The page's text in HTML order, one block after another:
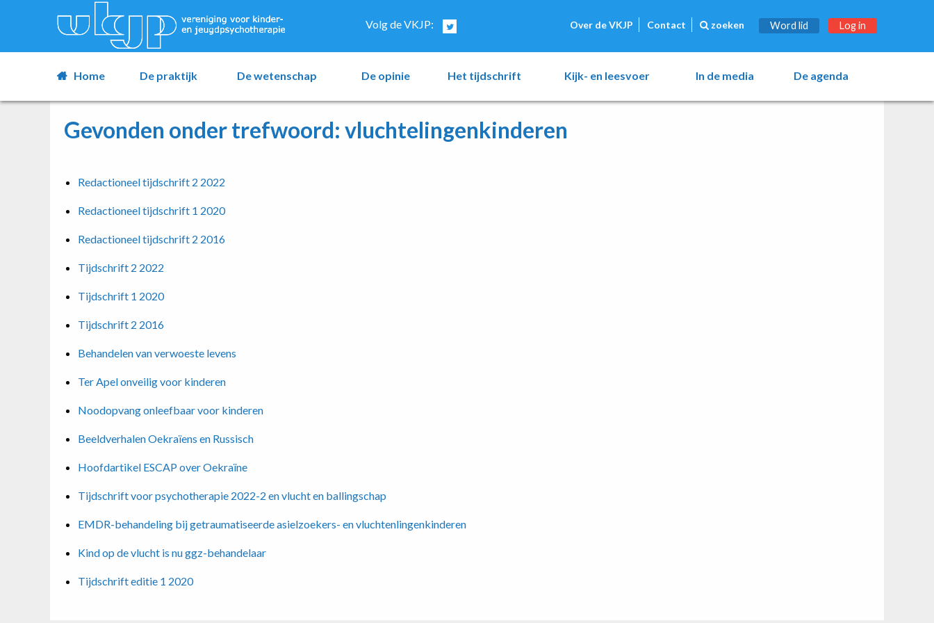
Over de VKJP Contact zoeken Word lid Log in
Volg de VKJP:
Home De praktijk De wetenschap De opinie Het tijdschrift Kijk- en leesvoer In de media De agenda
Gevonden onder trefwoord: vluchtelingenkinderen
Redactioneel tijdschrift 2 2022
Redactioneel tijdschrift 1 2020
Redactioneel tijdschrift 2 2016
Tijdschrift 2 2022
Tijdschrift 1 2020
Tijdschrift 2 2016
Behandelen van verwoeste levens
Ter Apel onveilig voor kinderen
Noodopvang onleefbaar voor kinderen
Beeldverhalen Oekraïens en Russisch
Hoofdartikel ESCAP over Oekraïne
Tijdschrift voor psychotherapie 2022-2 en vlucht en ballingschap
EMDR-behandeling bij getraumatiseerde asielzoekers- en vluchtenlingenkinderen
Kind op de vlucht is nu ggz-behandelaar
Tijdschrift editie 1 2020